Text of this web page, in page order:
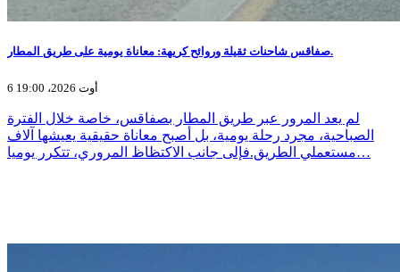
صفاقس شاحنات ثقيلة وروائح كريهة: معاناة يومية على طريق المطار.
6 أوت 2026، 19:00
لم يعد المرور عبر طريق المطار بصفاقس، خاصة خلال الفترة
الصباحية، مجرد رحلة يومية، بل أصبح معاناة حقيقية يعيشها آلاف
مستعملي الطريق.فإلى جانب الاكتظاظ المروري، تتكرر يوميا…